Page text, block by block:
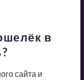
в
сайта и